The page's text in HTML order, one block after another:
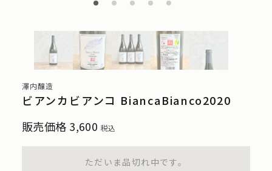
澤内醸造
ビアンカビアンコ BiancaBianco2020
販売価格 3,600 税込
ただいま品切れ中です。